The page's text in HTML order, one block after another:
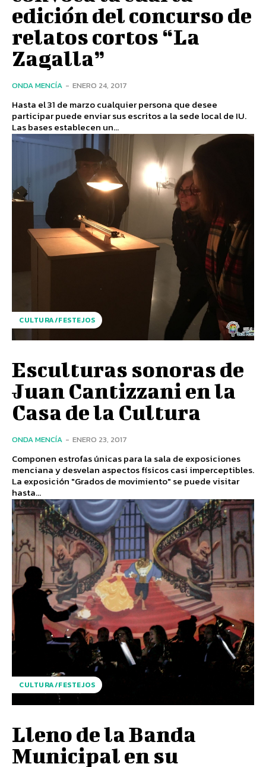
edición del concurso de
relatos cortos “La
Zagalla”
ONDA MENCÍA - ENERO 24, 2017
Hasta el 31 de marzo cualquier persona que desee
participar puede enviar sus escritos a la sede local de IU.
Las bases establecen un...
CULTURA/FESTEJOS
Esculturas sonoras de
Juan Cantizzani en la
Casa de la Cultura
ONDA MENCÍA - ENERO 23, 2017
Componen estrofas únicas para la sala de exposiciones
menciana y desvelan aspectos físicos casi imperceptibles.
La exposición "Grados de movimiento" se puede visitar
hasta...
CULTURA/FESTEJOS
Lleno de la Banda
Municipal en su